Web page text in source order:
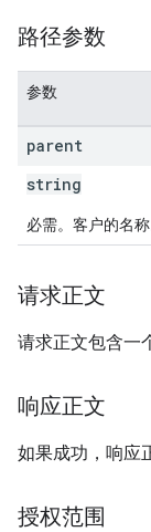
路径参数
参数
parent
string
必需。客户的名
请求正文
请求正文包含一
响应正文
如果成功，响应
授权范围